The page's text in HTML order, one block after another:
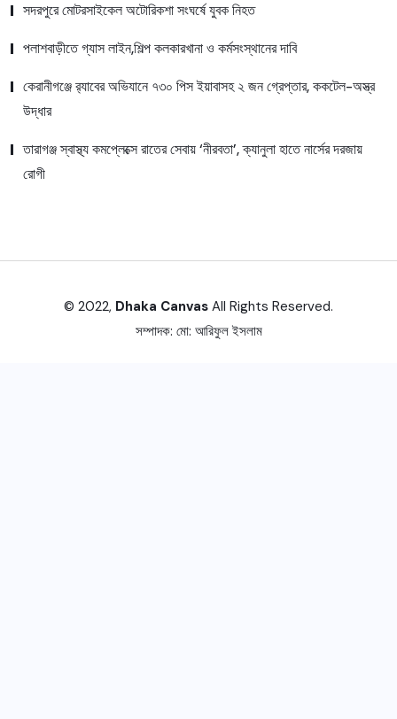
সদরপুরে মোটরসাইকেল অটোরিকশা সংঘর্ষে যুবক নিহত
পলাশবাড়ীতে গ্যাস লাইন,শিল্প কলকারখানা ও কর্মসংস্থানের দাবি
কেরানীগঞ্জে র‍্যাবের অভিযানে ৭৩০ পিস ইয়াবাসহ ২ জন গ্রেপ্তার, ককটেল-অস্ত্র
উদ্ধার
তারাগঞ্জ স্বাস্থ্য কমপ্লেক্সে রাতের সেবায় ‘নীরবতা’, ক্যানুলা হাতে নার্সের দরজায়
রোগী
© 2022, Dhaka Canvas All Rights Reserved.
সম্পাদক: মো: আরিফুল ইসলাম